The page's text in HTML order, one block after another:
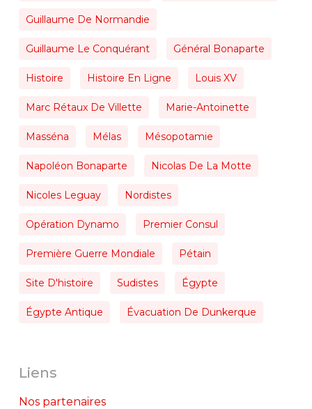
Guillaume De Normandie
Guillaume Le Conquérant Général Bonaparte
Histoire Histoire En Ligne Louis XV
Marc Rétaux De Villette Marie-Antoinette
Masséna Mélas Mésopotamie
Napoléon Bonaparte Nicolas De La Motte
Nicoles Leguay Nordistes
Opération Dynamo Premier Consul
Première Guerre Mondiale Pétain
Site D'histoire Sudistes Égypte
Égypte Antique Évacuation De Dunkerque
Liens
Nos partenaires